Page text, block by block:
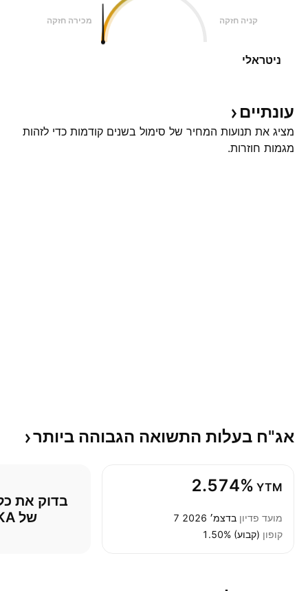
מכירה חזקה קניה חזקה
ניטראלי
עונתיים
מציג את תנועות המחיר של סימול בשנים קודמות כדי לזהות
מגמות חוזרות.
אג"ח בעלות התשואה הגבוהה ביותר
2.574% YTM
מועד פדיון 7 בדצמ׳ 2026
קופון 1.50% (קבוע)
של TKA